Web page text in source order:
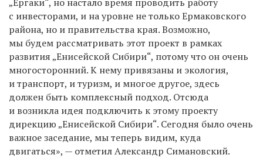
с инвесторами, и на уровне не только Ермаковского
района, но и правительства края. Возможно,
мы будем рассматривать этот проект в рамках
развития „Енисейской Сибири“, потому что он очень
многосторонний. К нему привязаны и экология,
и транспорт, и туризм, и многое другое, здесь
должен быть комплексный подход. Отсюда
и возникла идея подключить к этому проекту
дирекцию „Енисейской Сибири“. Сегодня было очень
важное заседание, мы теперь видим, куда
двигаться», — отметил Александр Симановский.